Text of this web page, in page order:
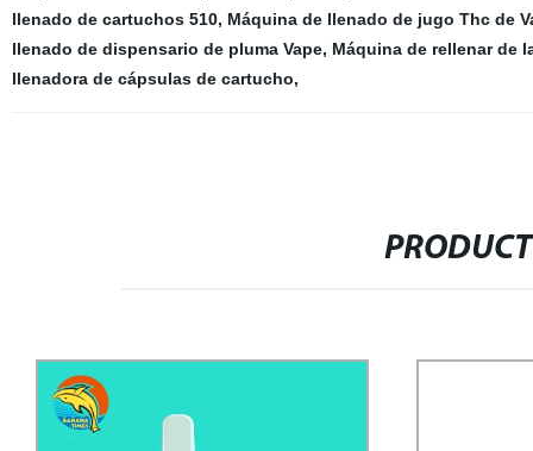
llenado de cartuchos 510, Máquina de llenado de jugo Thc de
llenado de dispensario de pluma Vape, Máquina de rellenar de
llenadora de cápsulas de cartucho,